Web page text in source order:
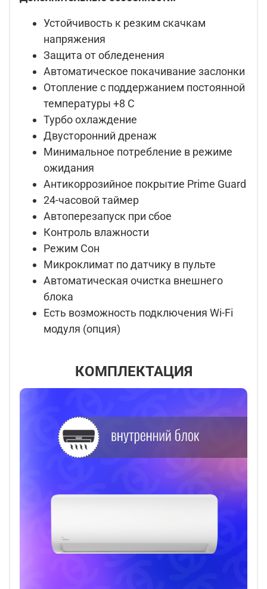
Устойчивость к резким скачкам
напряжения
Защита от обледенения
Автоматическое покачивание заслонки
Отопление с поддержанием постоянной
температуры +8 C
Турбо охлаждение
Двусторонний дренаж
Минимальное потребление в режиме
ожидания
Антикоррозийное покрытие Prime Guard
24-часовой таймер
Автоперезапуск при сбое
Контроль влажности
Режим Сон
Микроклимат по датчику в пульте
Автоматическая очистка внешнего
блока
Есть возможность подключения Wi-Fi
модуля (опция)
КОМПЛЕКТАЦИЯ